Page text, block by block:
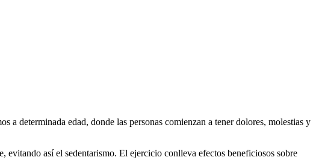
a determinada edad, donde las personas comienzan a tener dolores, molestias y
evitando así el sedentarismo. El ejercicio conlleva efectos beneficiosos sobre